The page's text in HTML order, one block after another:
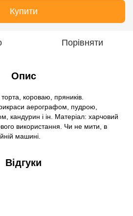
Купити
Порівняти
Опис
короваю, пряників.
аерографом, пудрою,
кандурин і ін. Матеріал: харчовий
використання. Чи не мити, в
машині.
Відгуки